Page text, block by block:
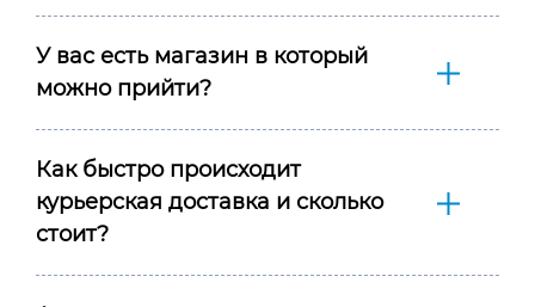
У вас есть магазин в который
можно прийти?
Как быстро происходит
курьерская доставка и сколько
стоит?